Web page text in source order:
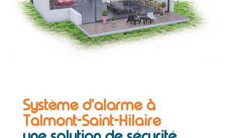
Système d’alarme à
Talmont-Saint-Hilaire